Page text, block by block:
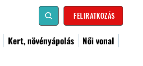
FELIRATKOZÁS
Kert, növényápolás
Női vonal